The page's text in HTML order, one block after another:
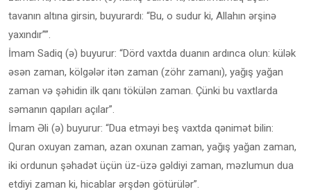
tavanın altına girsin, buyurardı: “Bu, o sudur ki, Allahın ərşinə
yaxındır””.
İmam Sadiq (ə) buyurur: “Dörd vaxtda duanın ardınca olun: külək
əsən zaman, kölgələr itən zaman (zöhr zamanı), yağış yağan
zaman və şəhidin ilk qanı tökülən zaman. Çünki bu vaxtlarda
səmanın qapıları açılar”.
İmam Əli (ə) buyurur: “Dua etməyi beş vaxtda qənimət bilin:
Quran oxuyan zaman, azan oxunan zaman, yağış yağan zaman,
iki ordunun şəhadət üçün üz-üzə gəldiyi zaman, məzlumun dua
etdiyi zaman ki, hicablar ərşdən götürülər”.